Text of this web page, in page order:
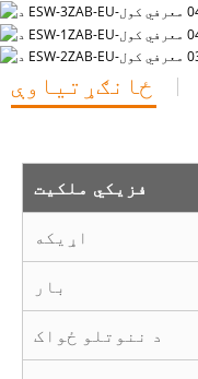
ځانګړتیاوې
فزیکي ملکیت
اړیکه
بار
د ننوتلو ځواک